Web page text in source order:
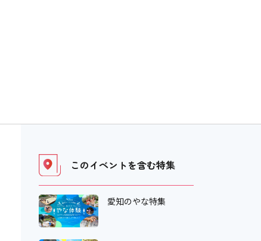
このイベントを含む特集
愛知のやな特集